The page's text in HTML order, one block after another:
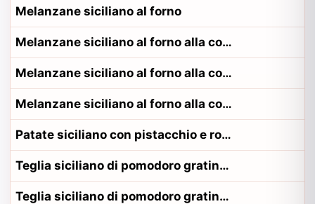
Melanzane siciliano al forno
Melanzane siciliano al forno alla contadina messinese
Melanzane siciliano al forno alla contadina palermitano
Melanzane siciliano al forno alla contadina siracusano
Patate siciliano con pistacchio e rosmarino
Teglia siciliano di pomodoro gratinato
Teglia siciliano di pomodoro gratinato alla contadina messinese